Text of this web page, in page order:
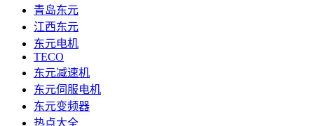
青岛东元
江西东元
东元电机
TECO
东元减速机
东元伺服电机
东元变频器
热点大全